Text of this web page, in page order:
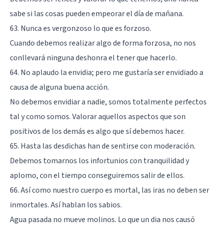
sabe si las cosas pueden empeorar el día de mañana.
63. Nunca es vergonzoso lo que es forzoso.
Cuando debemos realizar algo de forma forzosa, no nos
conllevará ninguna deshonra el tener que hacerlo.
64. No aplaudo la envidia; pero me gustaría ser envidiado a
causa de alguna buena acción.
No debemos envidiar a nadie, somos totalmente perfectos
tal y como somos. Valorar aquellos aspectos que son
positivos de los demás es algo que sí debemos hacer.
65. Hasta las desdichas han de sentirse con moderación.
Debemos tomarnos los infortunios con tranquilidad y
aplomo, con el tiempo conseguiremos salir de ellos.
66. Así como nuestro cuerpo es mortal, las iras no deben ser
inmortales. Así hablan los sabios.
Agua pasada no mueve molinos. Lo que un dia nos causó